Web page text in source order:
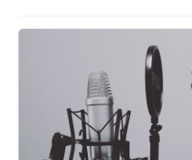
Formation Atelier #PITCH